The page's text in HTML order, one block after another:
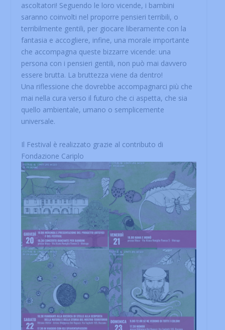
ascoltatori! Seguendo le loro vicende, i bambini
saranno coinvolti nel proporre pensieri terribili, o
terribilmente gentili, per giocare liberamente con la
fantasia e accogliere, infine, una morale importante
che accompagna queste bizzarre vicende: una
persona con i pensieri gentili, non può mai davvero
essere brutta. La bruttezza viene da dentro!
Una riflessione che dovrebbe accompagnarci più che
mai nella cura verso il futuro che ci aspetta, che sia
quello ambientale, umano o semplicemente
universale.
Il Festival è realizzato grazie al contributo di
Fondazione Cariplo